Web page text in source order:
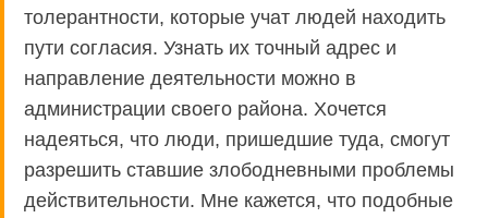
толерантности, которые учат людей находить
пути согласия. Узнать их точный адрес и
направление деятельности можно в
администрации своего района. Хочется
надеяться, что люди, пришедшие туда, смогут
разрешить ставшие злободневными проблемы
действительности. Мне кажется, что подобные